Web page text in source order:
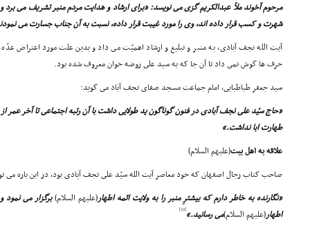
مرحوم آخوند ملاّ عبدالکریم گزى مى نویسد: «براى ارشاد و هدایت مردم منبر تشریف مى برد
شهرت و کسب قرار داده اند، وى را مورد غیبت قرار داده، نسبت به آن جناب جسارت مى
آیت الله نجف آبادى، به منبر و تبلیغ و ارشاد اهمیّت مى داد و بدین علت مورد اعتراض عدّه
حرف ها گوش نمى داد تا آن جا که به سید على روضه خوان معروف شده بود.
سید جعفر طباطبایى، امام جماعت مسجد صفاى نجف آباد مى گوید:
«حاج سیّد على نجف آبادى در فنون گوناگون ید طولایى داشت با آن رتبه اجتماعى تا آخر عمر
طهارت ابا نداشت.»
علاقه به اهل بیت(علیهم السلام)
صاحب کتاب رجال اصفهان که خود معاصر آیت الله سیّد على نجف آبادى بود، در این باره مى
«نگارنده به خاطر دارم که بیشترِ منبر را به ولایت ائمه اطهار(علیهم السلام)برگزار مى نمود
اطهار(علیهم السلام)مى رسانید.»[52]